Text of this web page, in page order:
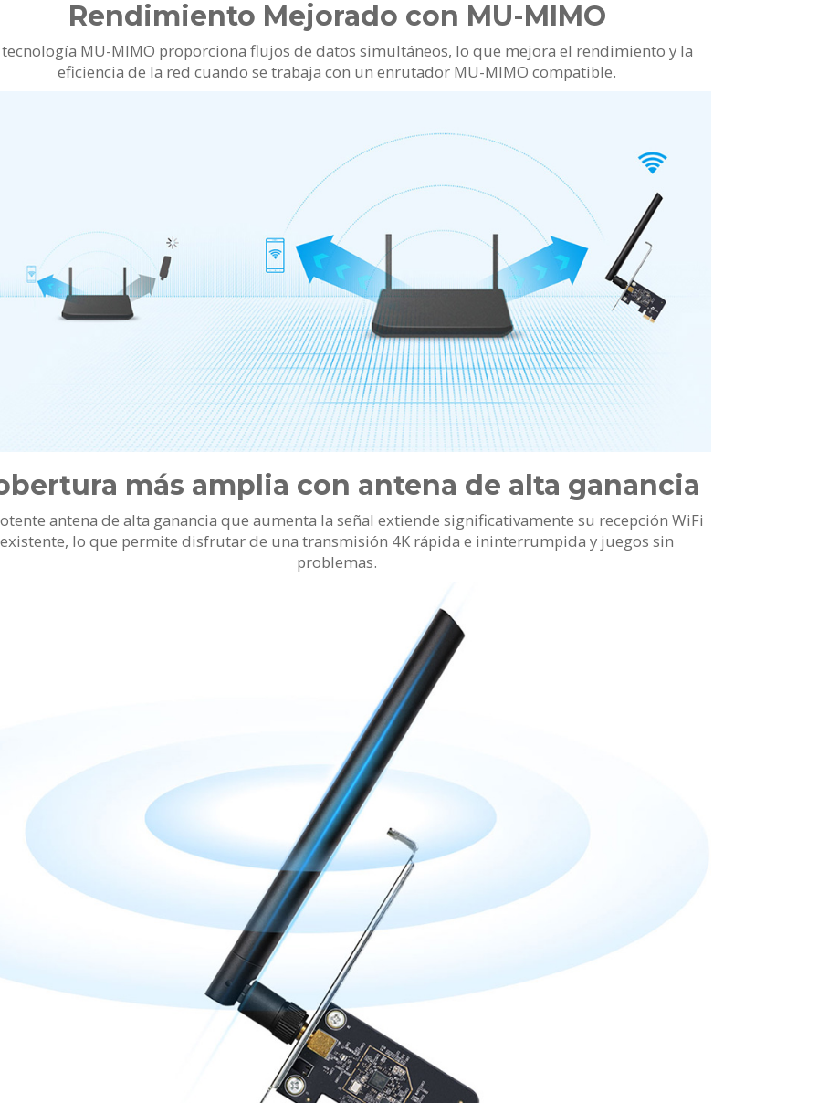
Rendimiento Mejorado con MU-MIMO
tecnología MU-MIMO proporciona flujos de datos simultáneos, lo que mejora el rendimiento y la
eficiencia de la red cuando se trabaja con un enrutador MU-MIMO compatible.
más amplia con antena de alta ganancia
antena de alta ganancia que aumenta la señal extiende significativamente su recepción WiFi
existente, lo que permite disfrutar de una transmisión 4K rápida e ininterrumpida y juegos sin
problemas.